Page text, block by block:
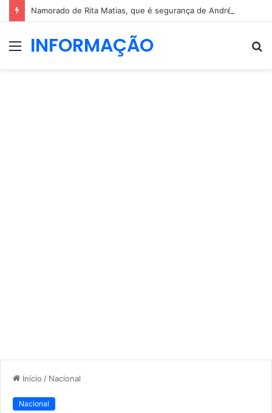
MenuINFORMAÇÃO
Início / Nacional
Nacional